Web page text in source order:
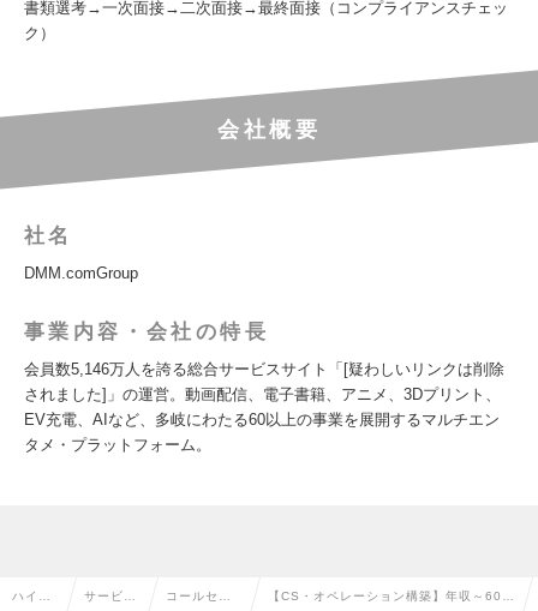
書類選考→一次面接→二次面接→最終面接（コンプライアンスチェッ
ク）
会社概要
社名
DMM.comGroup
事業内容・会社の特長
会員数5,146万人を誇る総合サービスサイト「[疑わしいリンクは削除
されました]」の運営。動画配信、電子書籍、アニメ、3Dプリント、
EV充電、AIなど、多岐にわたる60以上の事業を展開するマルチエン
タメ・プラットフォーム。
ハイク サービ コールセン 【CS・オペレーション構築】年収～600